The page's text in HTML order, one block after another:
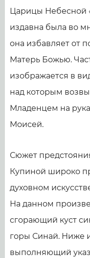
Царицы Небесной
издавна была во
она избавляет от
Матерь Божью.
изображается в
над которым
Младенцем на
Моисей.
Сюжет
Купиной широко
духовном
На данном
сгорающий куст
горы Синай. Ниже
выполняющий